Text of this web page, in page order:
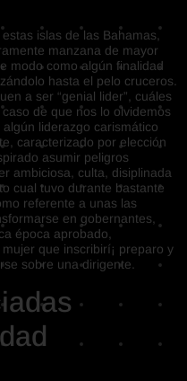
islas de las Bahamas,
manzana de mayor
modo­ como algún finalidad
hasta el pelo cruceros.
a ser “genial lider”, cuáles
de que nos lo olvidemos
liderazgo carismático
caracterizado por elección
asumir peligros
ambiciosa, culta, disiplinada
cual tuvo durante bastante
referente a unas las
en gobernantes,
época aprobado,
que inscribirí¡ preparo y
sobre una dirigente.